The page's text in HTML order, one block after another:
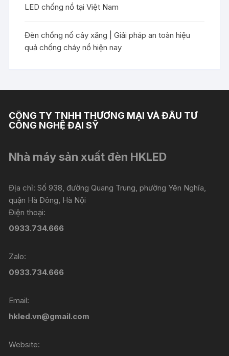
LED chống nổ tại Việt Nam
Đèn chống nổ cây xăng | Giải pháp an toàn hiệu
quả chống cháy nổ hiện nay
CÔNG TY TNHH THƯƠNG MẠI VÀ ĐẦU TƯ
CÔNG NGHỆ ĐẠI SỸ
Nhà máy sản xuất đèn HKLED
Địa chỉ: Số 938, đường Quang Trung, phường Yên Nghĩa,
quận Hà Đông, Hà Nội
Điện thoại:
0933.734.666
Zalo:
0933.734.666
Email:
hkled.vn@gmail.com
Website: